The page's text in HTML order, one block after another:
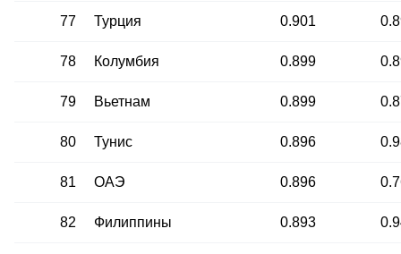
77 Турция 0.901
78 Колумбия 0.899
79 Вьетнам 0.899
80 Тунис 0.896
81 ОАЭ 0.896
82 Филиппины 0.893